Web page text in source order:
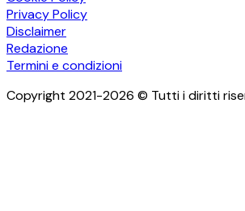
Privacy Policy
Disclaimer
Redazione
Termini e condizioni
Copyright 2021-2026 © Tutti i diritti